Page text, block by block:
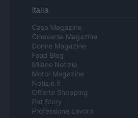
Italia
Casa Magazine
Cineverse Magazine
Donne Magazine
Food Blog
Milano Notizie
Motor Magazine
Notizie.it
Offerte Shopping
Pet Story
Professione Lavoro